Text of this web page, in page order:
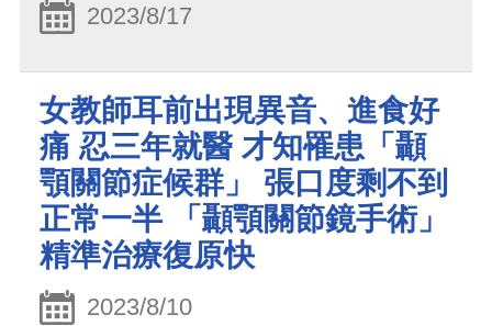
2023/8/17
女教師耳前出現異音、進食好
痛 忍三年就醫 才知罹患「顳
顎關節症候群」 張口度剩不到
正常一半 「顳顎關節鏡手術」
精準治療復原快
2023/8/10